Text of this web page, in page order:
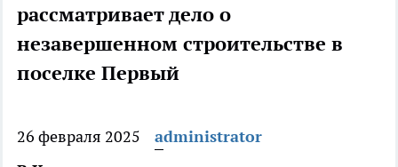
рассматривает дело о
незавершенном строительстве в
поселке Первый
26 февраля 2025
administrator